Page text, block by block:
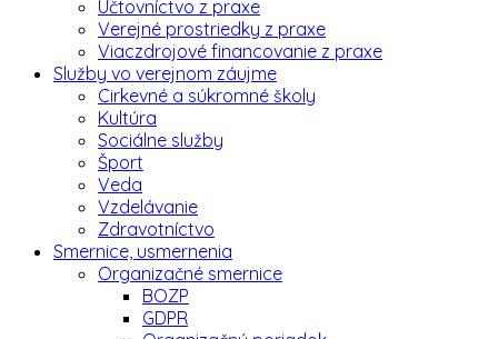
Účtovníctvo z praxe
Verejné prostriedky z praxe
Viaczdrojové financovanie z praxe
Služby vo verejnom záujme
Cirkevné a súkromné školy
Kultúra
Sociálne služby
Šport
Veda
Vzdelávanie
Zdravotníctvo
Smernice, usmernenia
Organizačné smernice
BOZP
GDPR